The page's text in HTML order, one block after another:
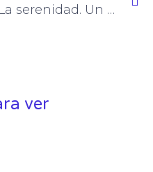
La serenidad. Un trasplantado.
ver